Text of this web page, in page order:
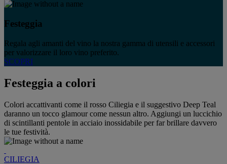
Festeggia
Regala agli amanti del vino la nostra gamma di utensili e accessori
per valorizzare il loro vino preferito.
SCOPRI
Festeggia a colori
Colori accattivanti come il rosso Ciliegia e il suggestivo Deep Teal
daranno un tocco glamour come nessun altro. Aggiungi un luccichio
di scintillanti pentole in acciaio inossidabile per far brillare davvero
le tue festività.
CILIEGIA